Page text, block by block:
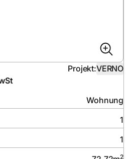
Projekt:VERNO
Wohnung
1
1
2